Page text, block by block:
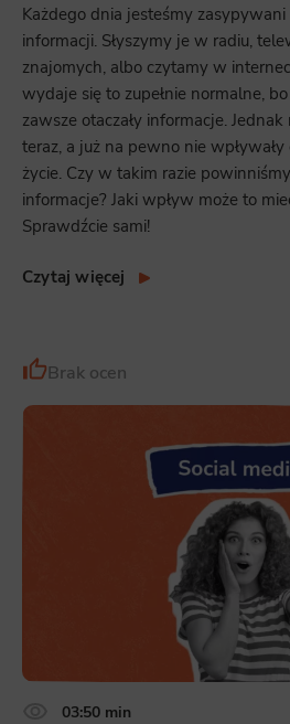
making it easier for you to use the site.
Analytics
Scripts and data used to collect information to analyze site traffic
site, and to create aggregate demographic statistics about users.
to measure the effectiveness of actions taken and content presented.
Marketing
Scope responsible for displaying personalized ads that may be of
habits and demographic criteria. Also, third-party files that, in
websites, profile the user, providing him or her with the marketing,
appropriate.
Każdego dnia jesteśmy zasypywani
informacji. Słyszymy je w radiu,
znajomych, albo czytamy w
wydaje się to zupełnie normalne,
zawsze otaczały informacje.
teraz, a już na pewno nie
życie. Czy w takim razie
informacje? Jaki wpływ może to
Sprawdźcie sami!
Czytaj więcej
Brak ocen
03:50 min